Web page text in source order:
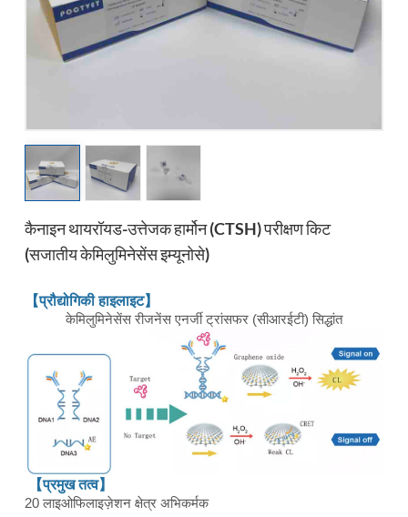
कैनाइन थायरॉयड-उत्तेजक हार्मोन (cTSH) परीक्षण किट
(सजातीय केमिलुमिनेसेंस इम्यूनोसे)
【प्रौद्योगिकी हाइलाइट】
केमिलुमिनेसेंस रीजनेंस एनर्जी ट्रांसफर (सीआरईटी) सिद्धांत
【प्रमुख तत्व】
20 लाइओफिलाइज़ेशन क्षेत्र अभिकर्मक